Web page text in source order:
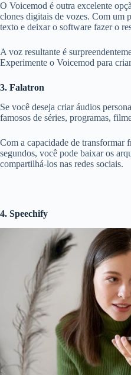
O Voicemod é outra excelente
clones digitais de vozes. Com um
texto e deixar o software fazer o
A voz resultante é
Experimente o Voicemod para
3. Falatron
Se você deseja criar áudios
famosos de séries, programas,
Com a capacidade de transformar
segundos, você pode baixar os
compartilhá-los nas redes sociais.
4. Speechify